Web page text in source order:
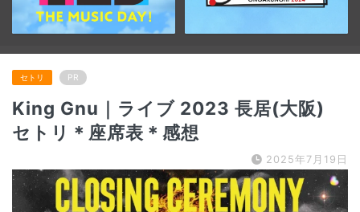
セトリ PR
King Gnu｜ライブ 2023 長居(大阪)
セトリ＊座席表＊感想
2025年7月19日